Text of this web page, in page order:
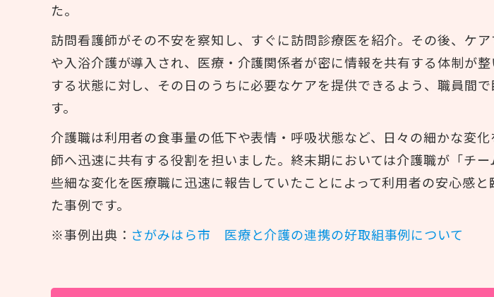
た。
訪問看護師がその不安を察知し、すぐに訪問診療医を紹介。その後、ケ
や入浴介護が導入され、医療・介護関係者が密に情報を共有する体制が
する状態に対し、その日のうちに必要なケアを提供できるよう、職員間
す。
介護職は利用者の食事量の低下や表情・呼吸状態など、日々の細かな変
師へ迅速に共有する役割を担いました。終末期においては介護職が「チ
些細な変化を医療職に迅速に報告していたことによって利用者の安心感
た事例です。
※事例出典： さがみはら市 医療と介護の連携の好取組事例について